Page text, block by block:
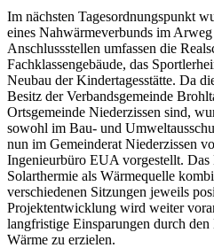
Im nächsten Tagesordnungspunkt
eines Nahwärmeverbunds im
Anschlussstellen umfassen die
Fachklassengebäude, das
Neubau der Kindertagesstätte. Da
Besitz der Verbandsgemeinde
Ortsgemeinde Niederzissen sind,
sowohl im Bau- und
nun im Gemeinderat Niederzissen
Ingenieurbüro EUA vorgestellt. Das
Solarthermie als Wärmequelle
verschiedenen Sitzungen jeweils
Projektentwicklung wird weiter
langfristige Einsparungen durch
Wärme zu erzielen.